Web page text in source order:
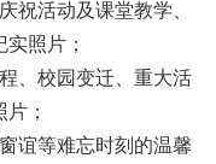
祝活动及课堂教学、
照片；
、校园变迁、重大活
；
谊等难忘时刻的温馨